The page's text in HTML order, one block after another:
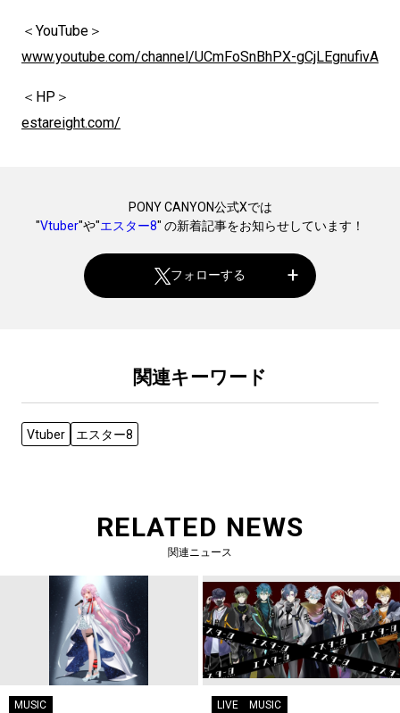
＜YouTube＞
www.youtube.com/channel/UCmFoSnBhPX-gCjLEgnufivA
＜HP＞
estareight.com/
PONY CANYON公式Xでは
"Vtuber"や"エスター8" の新着記事をお知らせしています！
フォローする
関連キーワード
Vtuber エスター8
RELATED NEWS
関連ニュース
MUSIC LIVE MUSIC